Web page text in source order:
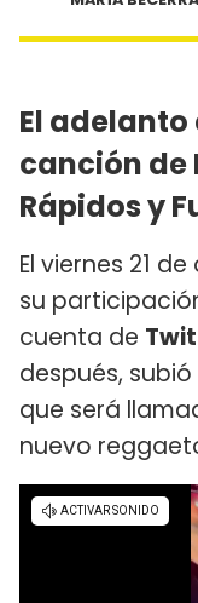
El
canción de
Rápidos y
El viernes 21
su
cuenta de
después,
que será
nuevo